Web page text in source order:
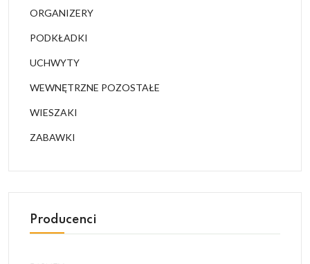
ORGANIZERY
PODKŁADKI
UCHWYTY
WEWNĘTRZNE POZOSTAŁE
WIESZAKI
ZABAWKI
Producenci